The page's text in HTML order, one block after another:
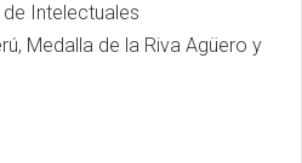
Intelectuales
Medalla de la Riva Agüero y